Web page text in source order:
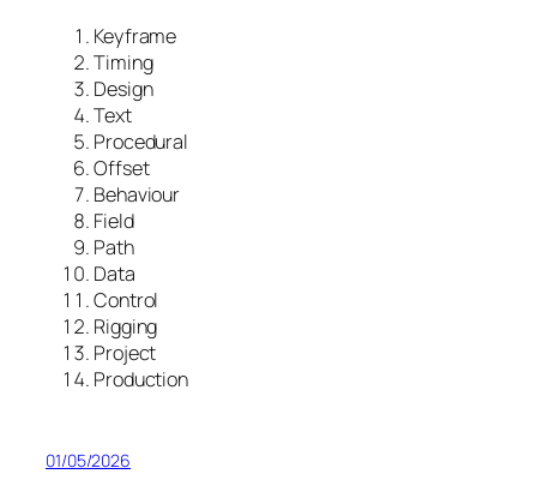
Keyframe
Timing
Design
Text
Procedural
Offset
Behaviour
Field
Path
Data
Control
Rigging
Project
Production
01/05/2026